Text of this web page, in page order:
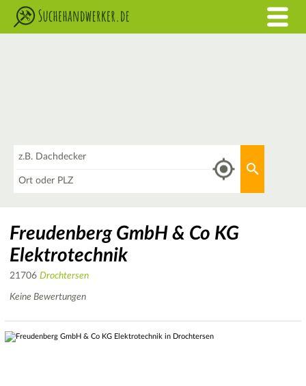
Freudenberg GmbH & Co KG
Elektrotechnik
21706 Drochtersen
Keine Bewertungen